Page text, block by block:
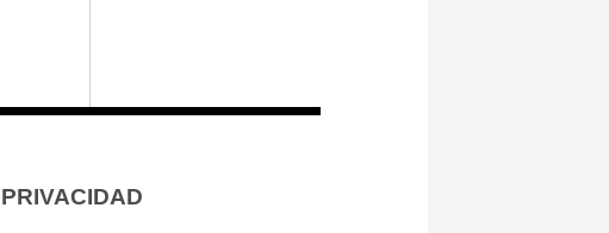
PRIVACIDAD